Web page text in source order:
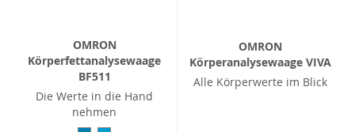
OMRON
Körperfettanalysewaage
BF511
Die Werte in die Hand
nehmen
OMRON
Körperanalysewaage VIVA
Alle Körperwerte im Blick